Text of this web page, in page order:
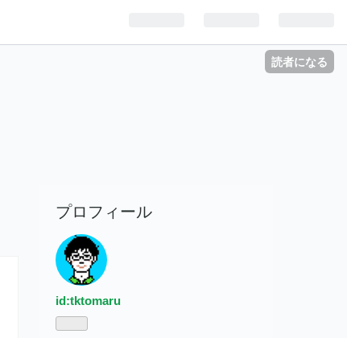
読者になる
プロフィール
id:tktomaru